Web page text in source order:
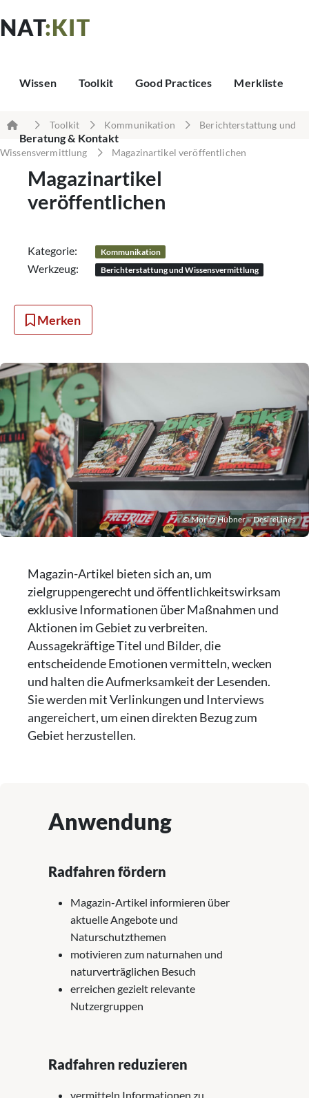
NAT:KIT
Wissen Toolkit Good Practices Merkliste
Beratung & Kontakt
Toolkit Kommunikation Berichterstattung und
Wissensvermittlung Magazinartikel veröffentlichen
Magazinartikel
veröffentlichen
Kategorie: Kommunikation
Werkzeug: Berichterstattung und Wissensvermittlung
Merken
© Moritz Hübner – DesireLines
Magazin-Artikel bieten sich an, um
zielgruppengerecht und öffentlichkeitswirksam
exklusive Informationen über Maßnahmen und
Aktionen im Gebiet zu verbreiten.
Aussagekräftige Titel und Bilder, die
entscheidende Emotionen vermitteln, wecken
und halten die Aufmerksamkeit der Lesenden.
Sie werden mit Verlinkungen und Interviews
angereichert, um einen direkten Bezug zum
Gebiet herzustellen.
Anwendung
Radfahren fördern
Magazin-Artikel informieren über
aktuelle Angebote und
Naturschutzthemen
motivieren zum naturnahen und
naturverträglichen Besuch
erreichen gezielt relevante
Nutzergruppen
Radfahren reduzieren
vermitteln Informationen zu